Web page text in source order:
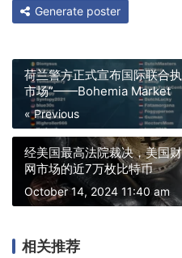
Generate poster
荷兰警方正式宣布国际联合
市场”——Bohemia Market
« Previous
经美国最高法院裁决，美国
网市场的近7万枚比特币
October 14, 2024 11:40 am
相关推荐